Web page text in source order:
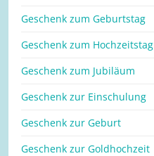
Geschenk zum Geburtstag
Geschenk zum Hochzeitstag
Geschenk zum Jubiläum
Geschenk zur Einschulung
Geschenk zur Geburt
Geschenk zur Goldhochzeit